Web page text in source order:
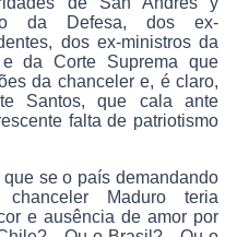
da Defesa, dos ex-
dos ex-ministros da
da Corte Suprema que
da chanceler e, é claro,
Santos, que cala ante
falta de patriotismo
se o país demandando
Maduro teria
e ausência de amor por